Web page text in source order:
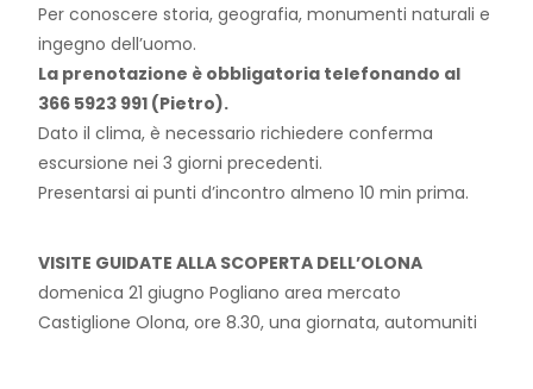
Per conoscere storia, geografia, monumenti naturali e
ingegno dell’uomo.
La prenotazione è obbligatoria telefonando al
366 5923 991 (Pietro).
Dato il clima, è necessario richiedere conferma
escursione nei 3 giorni precedenti.
Presentarsi ai punti d’incontro almeno 10 min prima.
VISITE GUIDATE ALLA SCOPERTA DELL’OLONA
domenica 21 giugno Pogliano area mercato
Castiglione Olona, ore 8.30, una giornata, automuniti